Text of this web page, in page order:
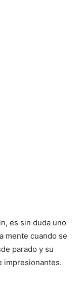
es sin duda uno
mente cuando se
parado y su
impresionantes.